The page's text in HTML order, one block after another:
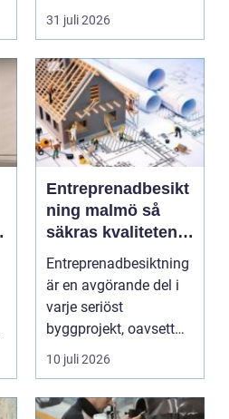
säljas billi...
31 juli 2026
Entreprenadbesikt
ning malmö så
säkras kvaliteten i
byggprojekt
Entreprenadbesiktning
är en avgörande del i
varje seriöst
byggprojekt, oavsett
om det handlar om en
10 juli 2026